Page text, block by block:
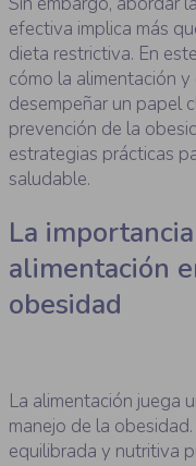
efectiva implica más
dieta restrictiva. En
cómo la alimentación
desempeñar un papel
prevención de la
estrategias prácticas
saludable.
La
alimentación
obesidad
La alimentación juega
manejo de la
equilibrada y nutritiva